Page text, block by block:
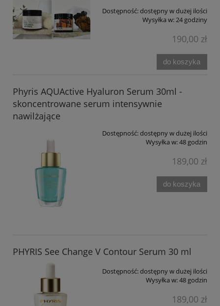
Dostępność:dostępny w dużej ilości
Wysyłka w:24 godziny
190,00 zł
do koszyka
Phyris AQUActive Hyaluron Serum 30ml -
skoncentrowane serum intensywnie
nawilżające
Dostępność:dostępny w dużej ilości
Wysyłka w:48 godzin
189,00 zł
do koszyka
PHYRIS See Change V Contour Serum 30 ml
Dostępność:dostępny w dużej ilości
Wysyłka w:48 godzin
189,00 zł